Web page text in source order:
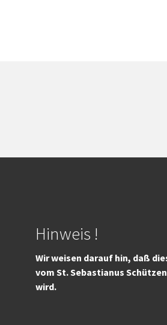
Hinweis !
Wir weisen darauf hin, daß
vom St. Sebastianus
wird.